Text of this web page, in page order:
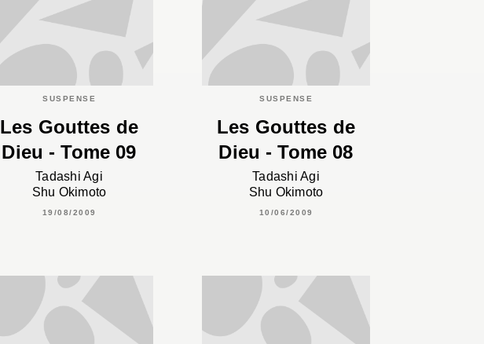
SUSPENSE
Les Gouttes de
Dieu - Tome 09
Tadashi Agi
Shu Okimoto
19/08/2009
SUSPENSE
Les Gouttes de
Dieu - Tome 08
Tadashi Agi
Shu Okimoto
10/06/2009